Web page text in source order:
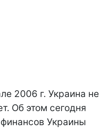
2006 г. Украина не
Об этом сегодня
Украины